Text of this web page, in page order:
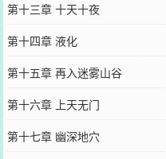
第十三章 十天十夜
第十四章 液化
第十五章 再入迷雾山谷
第十六章 上天无门
第十七章 幽深地穴